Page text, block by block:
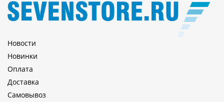
Новости
Новинки
Оплата
Доставка
Самовывоз